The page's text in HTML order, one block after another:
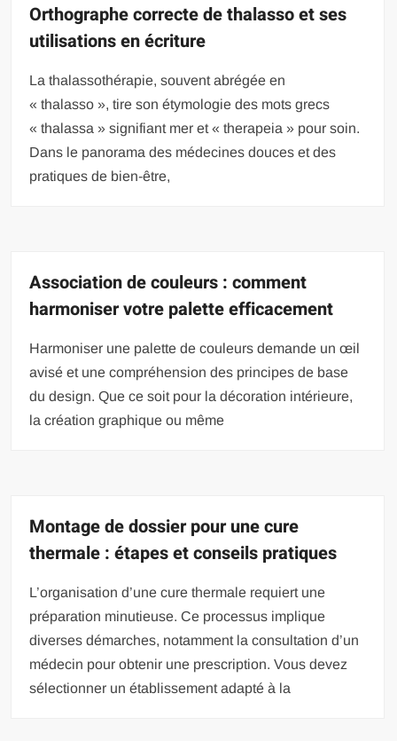
Orthographe correcte de thalasso et ses
utilisations en écriture
La thalassothérapie, souvent abrégée en
« thalasso », tire son étymologie des mots grecs
« thalassa » signifiant mer et « therapeia » pour soin.
Dans le panorama des médecines douces et des
pratiques de bien-être,
Association de couleurs : comment
harmoniser votre palette efficacement
Harmoniser une palette de couleurs demande un œil
avisé et une compréhension des principes de base
du design. Que ce soit pour la décoration intérieure,
la création graphique ou même
Montage de dossier pour une cure
thermale : étapes et conseils pratiques
L’organisation d’une cure thermale requiert une
préparation minutieuse. Ce processus implique
diverses démarches, notamment la consultation d’un
médecin pour obtenir une prescription. Vous devez
sélectionner un établissement adapté à la